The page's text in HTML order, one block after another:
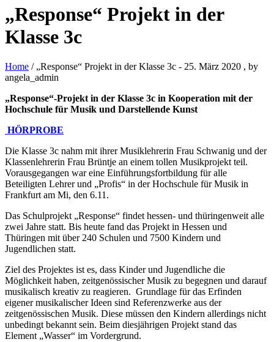
„Response“ Projekt in der
Klasse 3c
Home / „Response“ Projekt in der Klasse 3c - 25. März 2020 , by
angela_admin
„Response“-Projekt in der Klasse 3c in Kooperation mit der
Hochschule für Musik und Darstellende Kunst
HÖRPROBE
Die Klasse 3c nahm mit ihrer Musiklehrerin Frau Schwanig und der
Klassenlehrerin Frau Brüntje an einem tollen Musikprojekt teil.
Vorausgegangen war eine Einführungsfortbildung für alle
Beteiligten Lehrer und „Profis“ in der Hochschule für Musik in
Frankfurt am Mi, den 6.11.
Das Schulprojekt „Response“ findet hessen- und thüringenweit alle
zwei Jahre statt. Bis heute fand das Projekt in Hessen und
Thüringen mit über 240 Schulen und 7500 Kindern und
Jugendlichen statt.
Ziel des Projektes ist es, dass Kinder und Jugendliche die
Möglichkeit haben, zeitgenössischer Musik zu begegnen und darauf
musikalisch kreativ zu reagieren. Grundlage für das Erfinden
eigener musikalischer Ideen sind Referenzwerke aus der
zeitgenössischen Musik. Diese müssen den Kindern allerdings nicht
unbedingt bekannt sein. Beim diesjährigen Projekt stand das
Element „Wasser“ im Vordergrund.